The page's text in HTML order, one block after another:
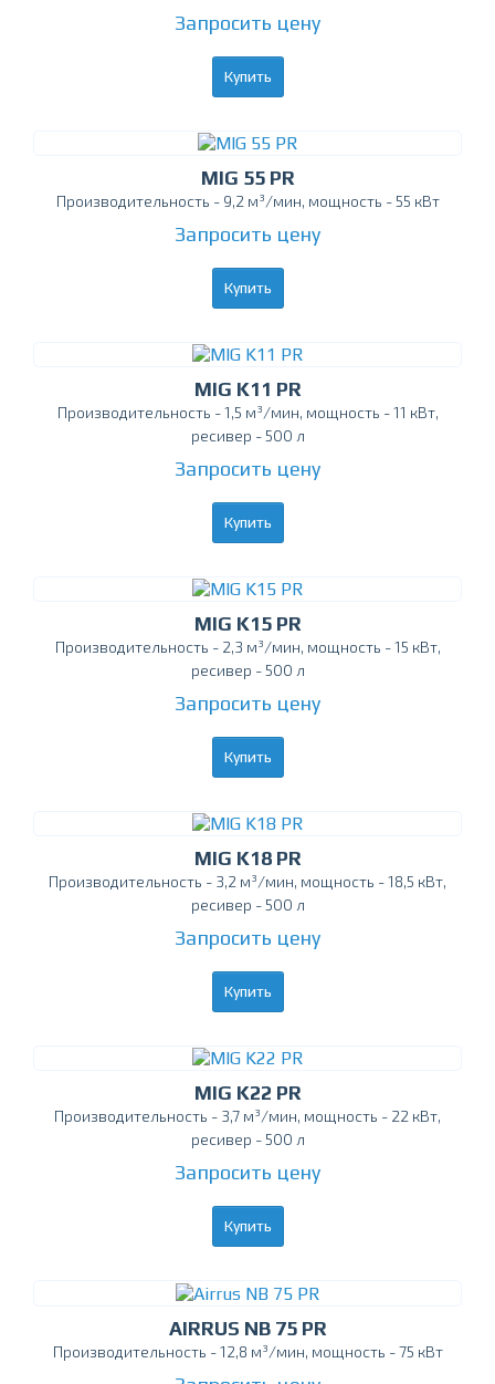
Запросить цену
Купить
MIG 55 PR
Производительность - 9,2 м³/мин, мощность - 55 кВт
Запросить цену
Купить
MIG K11 PR
Производительность - 1,5 м³/мин, мощность - 11 кВт,
ресивер - 500 л
Запросить цену
Купить
MIG K15 PR
Производительность - 2,3 м³/мин, мощность - 15 кВт,
ресивер - 500 л
Запросить цену
Купить
MIG K18 PR
Производительность - 3,2 м³/мин, мощность - 18,5 кВт,
ресивер - 500 л
Запросить цену
Купить
MIG K22 PR
Производительность - 3,7 м³/мин, мощность - 22 кВт,
ресивер - 500 л
Запросить цену
Купить
AIRRUS NB 75 PR
Производительность - 12,8 м³/мин, мощность - 75 кВт